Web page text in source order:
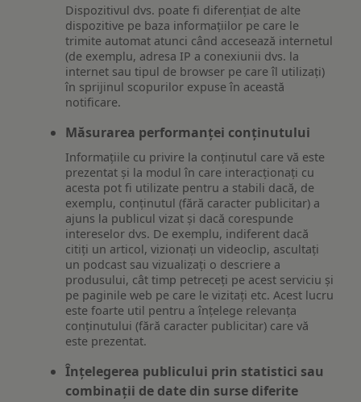
Dispozitivul dvs. poate fi diferențiat de alte
dispozitive pe baza informațiilor pe care le
trimite automat atunci când accesează internetul
(de exemplu, adresa IP a conexiunii dvs. la
internet sau tipul de browser pe care îl utilizați)
în sprijinul scopurilor expuse în această
notificare.
Măsurarea performanței conținutului
Informațiile cu privire la conținutul care vă este
prezentat și la modul în care interacționați cu
acesta pot fi utilizate pentru a stabili dacă, de
exemplu, conținutul (fără caracter publicitar) a
ajuns la publicul vizat și dacă corespunde
intereselor dvs. De exemplu, indiferent dacă
citiți un articol, vizionați un videoclip, ascultați
un podcast sau vizualizați o descriere a
produsului, cât timp petreceți pe acest serviciu și
pe paginile web pe care le vizitați etc. Acest lucru
este foarte util pentru a înțelege relevanța
conținutului (fără caracter publicitar) care vă
este prezentat.
Înțelegerea publicului prin statistici sau
combinații de date din surse diferite